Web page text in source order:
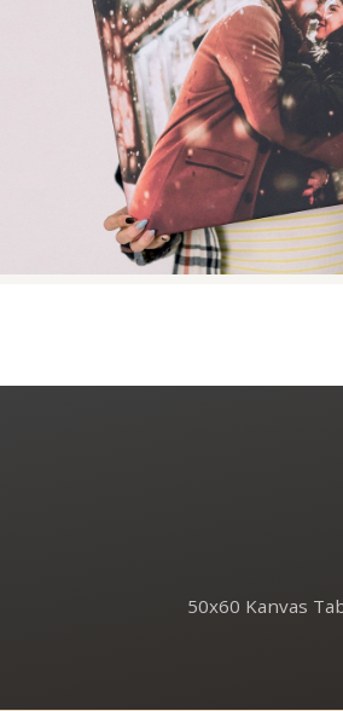
50x60 Kanvas